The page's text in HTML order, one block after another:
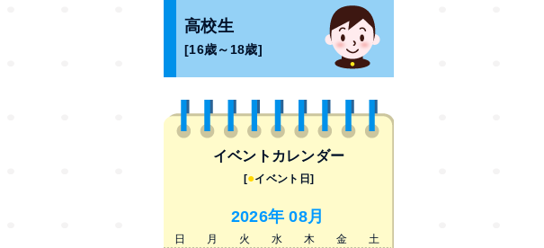
高校生
[16歳～18歳]
イベントカレンダー
[●イベント日]
2026年 08月
日 月 火 水 木 金
土